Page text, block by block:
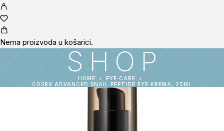
Nema proizvoda u košarici.
SHOP
HOME
EYE CARE
COSRX ADVANCED SNAIL PEPTIDE EYE KREMA, 25ML